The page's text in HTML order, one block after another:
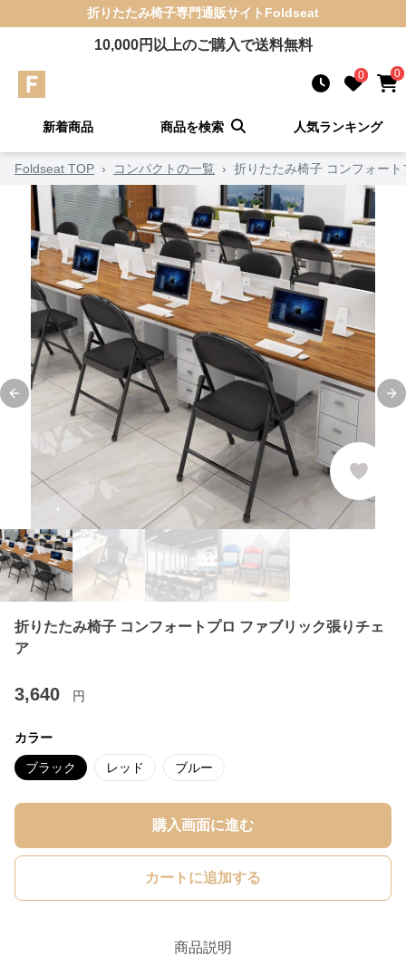
折りたたみ椅子専門通販サイト Foldseat
10,000円以上のご購入で送料無料
0 0
新着商品 商品を検索 人気ランキング
Foldseat TOP › コンパクトの一覧 › 折りたたみ椅子 コンフォー
Previous slide
折りたたみ椅子 コンフォートプロ ファブリック張りチェ
ア
3,640 円
カラー
ブラック レッド ブルー
購入画面に進む
カートに追加する
商品説明